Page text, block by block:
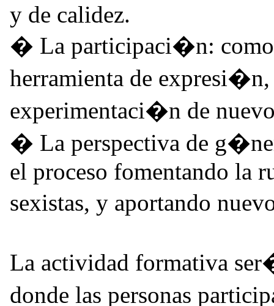
y de calidez.
� La participaci�n: como
herramienta de
experimentaci�n de
� La perspectiva de
el proceso fomentando la
sexistas, y aportando
La actividad formativa
donde las personas